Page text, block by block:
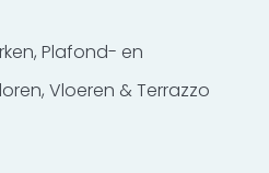
,Plafond- en
, Vloeren & Terrazzo